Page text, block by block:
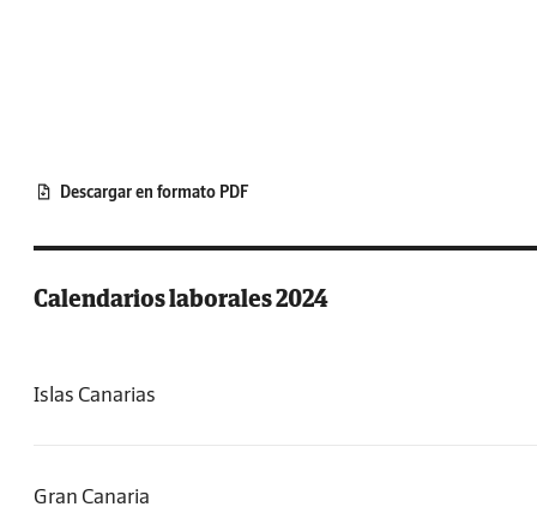
Descargar en formato PDF
Calendarios laborales 2024
Islas Canarias
Gran Canaria